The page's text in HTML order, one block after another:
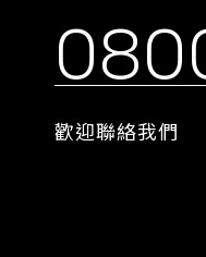
歡迎聯絡我們